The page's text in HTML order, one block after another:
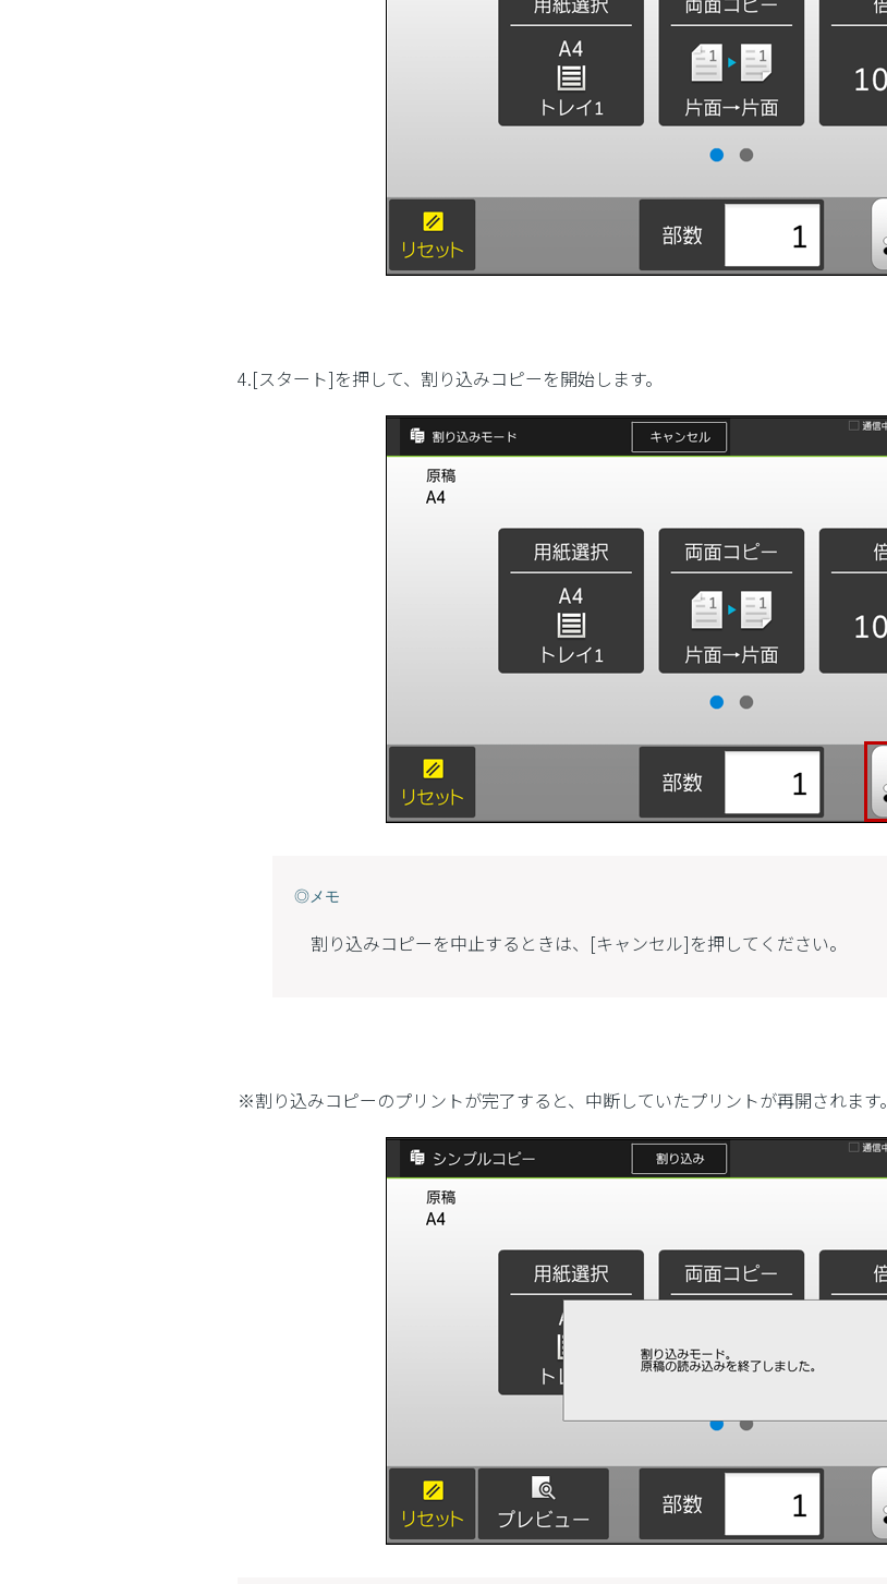
4.[スタート]を押して、割り込みコピーを開始します。
◎メモ
割り込みコピーを中止するときは、[キャンセル]を押してください。
※割り込みコピーのプリントが完了すると、中断していたプリントが再開されます。